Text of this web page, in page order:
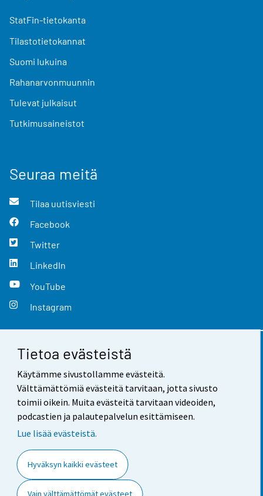
Tietoa evästeistä
Käytämme sivustollamme evästeitä.
Välttämättömiä evästeitä tarvitaan, jotta sivusto
toimii oikein. Muita evästeitä tarvitaan videoiden,
podcastien ja palautepalvelun esittämiseen.
Lue lisää evästeistä.
Hyväksyn kaikki evästeet
Vain välttämättömät evästeet
StatFin-tietokanta
Tilastotietokannat
Suomi lukuina
Rahanarvonmuunnin
Tulevat julkaisut
Tutkimusaineistot
Seuraa meitä
Tilaa uutisviesti
Facebook
Twitter
LinkedIn
YouTube
Instagram
Yhteystiedot
Palaute
Käyttöehdot
Saavutettavuus
Tietoa sivustosta